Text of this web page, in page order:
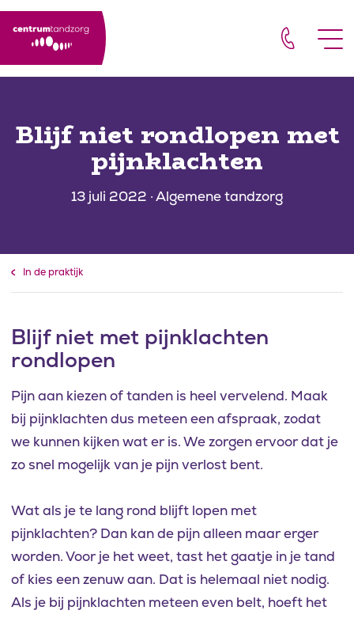
Door naar de hoofdinhoud
Naar navigatie
Blijf niet rondlopen met
pijnklachten
13 juli 2022 · Algemene tandzorg
In de praktijk
Blijf niet met pijnklachten
rondlopen
Pijn aan kiezen of tanden is heel vervelend. Maak
bij pijnklachten dus meteen een afspraak, zodat
we kunnen kijken wat er is. We zorgen ervoor dat je
zo snel mogelijk van je pijn verlost bent.
Wat als je te lang rond blijft lopen met
pijnklachten? Dan kan de pijn alleen maar erger
worden. Voor je het weet, tast het gaatje in je tand
of kies een zenuw aan. Dat is helemaal niet nodig.
Als je bij pijnklachten meteen even belt, hoeft het